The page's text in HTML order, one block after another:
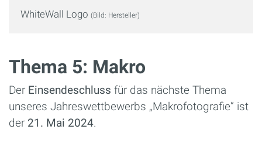
WhiteWall Logo (Bild: Hersteller)
Thema 5: Makro
Der Einsendeschluss für das nächste Thema
unseres Jahreswettbewerbs „Makrofotografie“ ist
der 21. Mai 2024.